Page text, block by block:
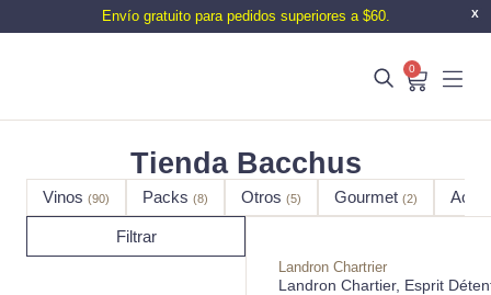
X
Envío gratuito para pedidos superiores a $60.
0
Tienda Bacchus
Vinos (90) Packs (8) Otros (5) Gourmet (2)
Filtrar
Landron Chartrier
Landron Chartier, Esprit